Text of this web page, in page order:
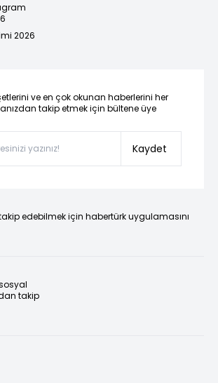
2026
ve en çok okunan haberlerini her
takip etmek için bültene üye
Kaydet
edebilmek için habertürk uygulamasını
takip